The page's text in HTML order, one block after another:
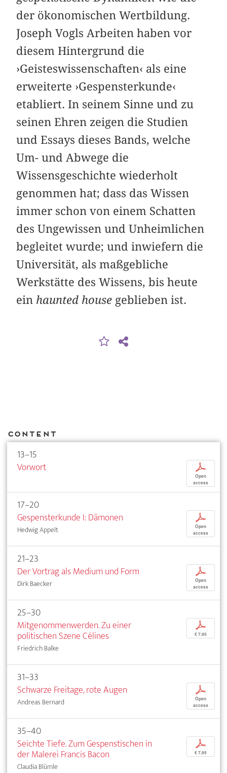
der ökonomischen Wertbildung.
Joseph Vogls Arbeiten haben vor
diesem Hintergrund die
›Geisteswissenschaften‹ als eine
erweiterte ›Gespensterkunde‹
etabliert. In seinem Sinne und zu
seinen Ehren zeigen die Studien
und Essays dieses Bands, welche
Um- und Abwege die
Wissensgeschichte wiederholt
genommen hat; dass das Wissen
immer schon von einem Schatten
des Ungewissen und Unheimlichen
begleitet wurde; und inwiefern die
Universität, als maßgebliche
Werkstätte des Wissens, bis heute
ein haunted house geblieben ist.
Content
13–15
Vorwort
p
Open
access
17–20
Gespensterkunde I: Dämonen
Hedwig Appelt
p
Open
access
21–23
Der Vortrag als Medium und Form
Dirk Baecker
p
Open
access
25–30
Mitgenommenwerden. Zu einer
politischen Szene Célines
Friedrich Balke
p
€ 7,95
31–33
Schwarze Freitage, rote Augen
Andreas Bernard
p
Open
access
35–40
Seichte Tiefe. Zum Gespenstischen in
der Malerei Francis Bacon
Claudia Blümle
p
€ 7,95